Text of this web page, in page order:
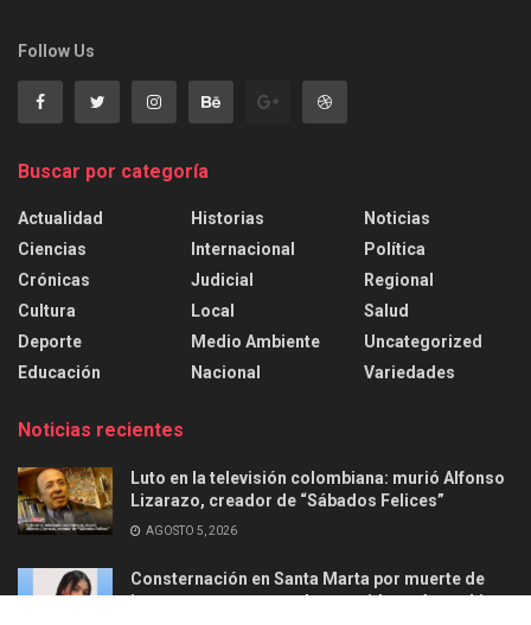
Follow Us
Buscar por categoría
Actualidad
Ciencias
Crónicas
Cultura
Deporte
Educación
Historias
Internacional
Judicial
Local
Medio Ambiente
Nacional
Noticias
Política
Regional
Salud
Uncategorized
Variedades
Noticias recientes
Luto en la televisión colombiana: murió Alfonso
Lizarazo, creador de “Sábados Felices”
AGOSTO 5, 2026
Consternación en Santa Marta por muerte de
joven en ataque armado ocurrido en Aguachica